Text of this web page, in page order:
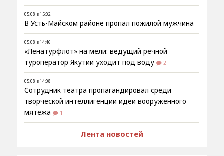
05.08 в 15:02
В Усть-Майском районе пропал пожилой мужчина
05.08 в 14:46
«Ленатурфлот» на мели: ведущий речной
туроператор Якутии уходит под воду
2
05.08 в 14:08
Сотрудник театра пропагандировал среди
творческой интеллигенции идеи вооруженного
мятежа
1
Лента новостей